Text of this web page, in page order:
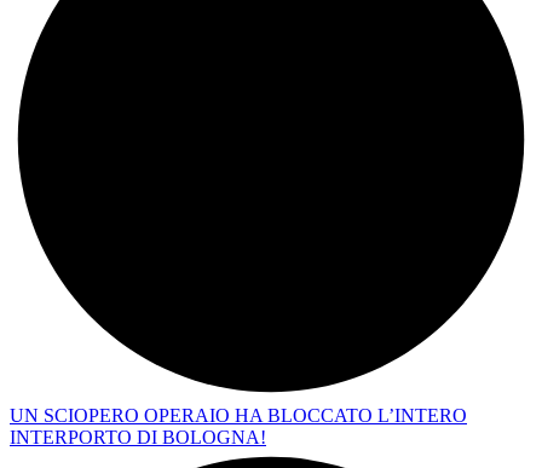
UN SCIOPERO OPERAIO HA BLOCCATO L’INTERO
INTERPORTO DI BOLOGNA!